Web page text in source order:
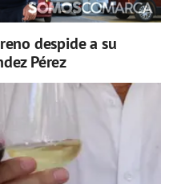
despide a su
Pérez